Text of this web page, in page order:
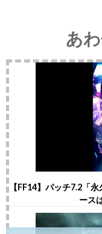
あ
【FF14】パッチ7.2「
ース